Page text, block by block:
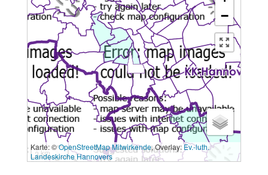
−
3 km
Karte: ©OpenStreetMap Mitwirkende, Overlay:Ev.-luth.
Landeskirche Hannovers